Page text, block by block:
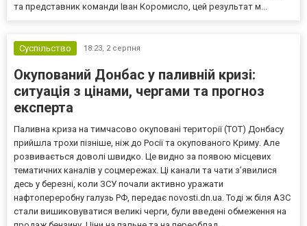
та представник команди Іван Коромисло, цей результат м...
Суспільство 18:23, 2 серпня
Окупований Донбас у паливній кризі:
ситуація з цінами, чергами та прогноз
експерта
Паливна криза на тимчасово окуповані території (ТОТ) Донбасу
прийшла трохи пізніше, ніж до Росії та окупованого Криму. Але
розвивається доволі швидко. Це видно за появою місцевих
тематичних каналів у соцмережах. Ці канали та чати з’явилися
десь у березні, коли ЗСУ почали активно уражати
нафтопереробну галузь РФ, передає novosti.dn.ua. Тоді ж біля АЗС
стали вишиковуватися великі черги, були введені обмеження на